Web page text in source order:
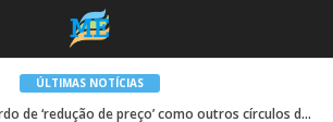
ÚLTIMAS NOTÍCIAS
Aston Villa busca acordo de ‘redução de preço’ como outros círculos da Premier League